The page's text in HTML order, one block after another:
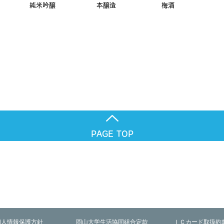
吟醸 純米吟醸 本醸造 梅酒
PAGE TOP
情報保護方針 岡山大学生活協同組合定款 ＩＣカード取扱約